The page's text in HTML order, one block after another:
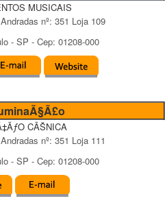
MUSICAIS
nº: 351 Loja 109
- SP - Cep: 01208-000
CÃŠNICA
nº: 351 Loja 111
- SP - Cep: 01208-000